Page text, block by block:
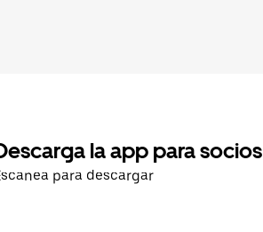
la app para socios
para descargar